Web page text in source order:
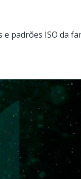
padrões ISO da